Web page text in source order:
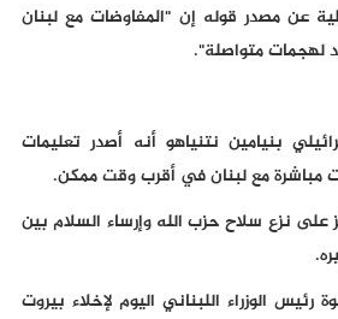
14 الإسرائيلية عن مصدر قوله إن "المفاوضات مع لبنان
لهجمات متواصلة".
بنيامين نتنياهو أنه أصدر تعليمات
مباشرة مع لبنان في أقرب وقت ممكن.
على نزع سلاح حزب الله وإرساء السلام بين
الوزراء اللبناني اليوم لإخلاء بيروت